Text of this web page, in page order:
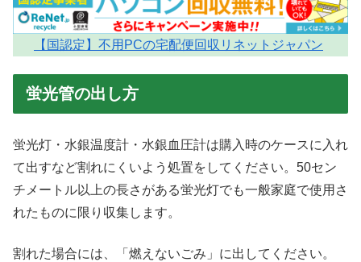
【国認定】不用PCの宅配便回収リネットジャパン
蛍光管の出し方
蛍光灯・水銀温度計・水銀血圧計は購入時のケースに入れ
て出すなど割れにくいよう処置をしてください。50セン
チメートル以上の長さがある蛍光灯でも一般家庭で使用さ
れたものに限り収集します。
割れた場合には、「燃えないごみ」に出してください。